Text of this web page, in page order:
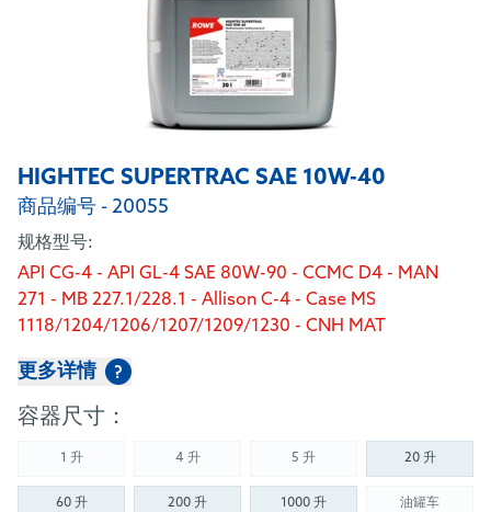
HIGHTEC SUPERTRAC SAE 10W-40
商品编号 - 20055
规格型号:
API CG-4 - API GL-4 SAE 80W-90 - CCMC D4 - MAN
271 - MB 227.1/228.1 - Allison C-4 - Case MS
1118/1204/1206/1207/1209/1230 - CNH MAT
M2C48-C3/M2C-86 B/C/M2C134-D/M2C159 B/C -
John Deere J20C/J20D - New Holland 82009201/2/3 -
Massey Ferguson CMS 1145 (überdeckt/covers M
1135/1139/1143/1144) - Sperry Vickers/Eaton
M2950S/I-280-S - Sauer Sunstrand/Danfoss
更多详情 ?
容器尺寸：
1 升(Not available) 4 升(Not available) 5 升(Not available) 20 升
60 升 200 升 1000 升 油罐车